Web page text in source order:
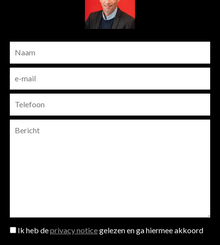
Ik heb deprivacy noticegelezen en ga hiermee akkoord